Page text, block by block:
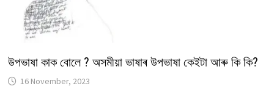
উপভাষা কাক বোলে ? অসমীয়া ভাষাৰ উপভাষা কেইটা আৰু কি কি?
16 November, 2023